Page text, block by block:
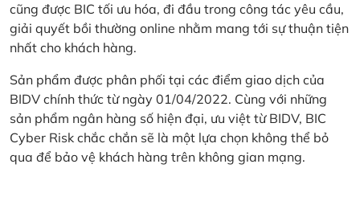
cũng được BIC tối ưu hóa, đi đầu trong công tác yêu cầu,
giải quyết bồi thường online nhằm mang tới sự thuận tiện
nhất cho khách hàng.
Sản phẩm được phân phối tại các điểm giao dịch của
BIDV chính thức từ ngày 01/04/2022. Cùng với những
sản phẩm ngân hàng số hiện đại, ưu việt từ BIDV, BIC
Cyber Risk chắc chắn sẽ là một lựa chọn không thể bỏ
qua để bảo vệ khách hàng trên không gian mạng.